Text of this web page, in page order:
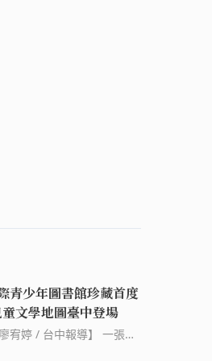
青少年圖書館珍藏首度
文學地圖臺中登場
宥婷 / 台中報導】 一張地